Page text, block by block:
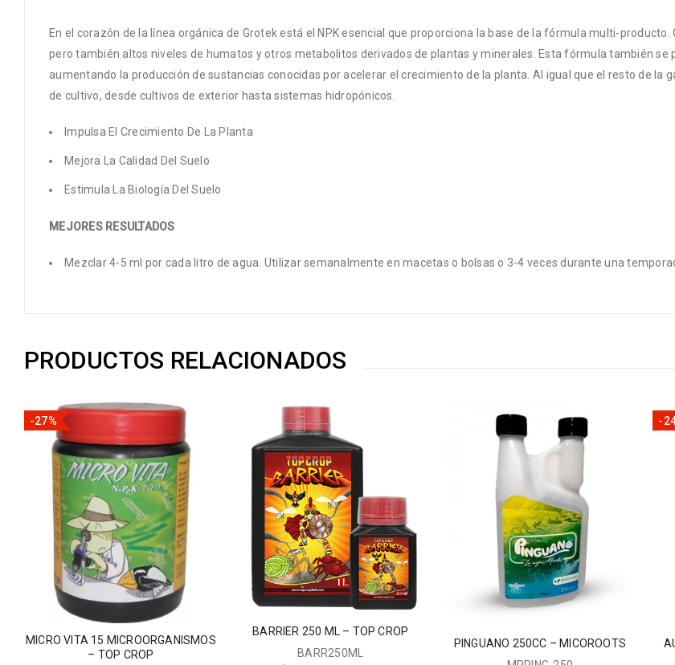
En el corazón de la línea orgánica de Grotek está el NPK esencial que proporciona la base de la fórmula multi-
pero también altos niveles de humatos y otros metabolitos derivados de plantas y minerales. Esta fórmula también
aumentando la producción de sustancias conocidas por acelerar el crecimiento de la planta. Al igual que el resto de la
de cultivo, desde cultivos de exterior hasta sistemas hidropónicos.
Impulsa El Crecimiento De La Planta
Mejora La Calidad Del Suelo
Estimula La Biología Del Suelo
MEJORES RESULTADOS
Mezclar 4-5 ml por cada litro de agua. Utilizar semanalmente en macetas o bolsas o 3-4 veces durante una
PRODUCTOS RELACIONADOS
-27%
MICRO VITA 15 MICROORGANISMOS
– TOP CROP
BARRIER 250 ML – TOP CROP
BARR250ML
PINGUANO 250CC – MICOROOTS
-